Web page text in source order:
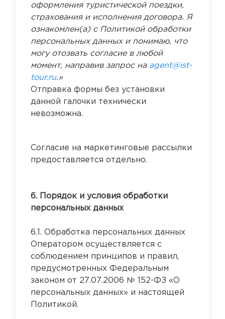
оформления туристической поездки,
страхования и исполнения договора. Я
ознакомлен(а) с Политикой обработки
персональных данных и понимаю, что
могу отозвать согласие в любой
момент, направив запрос на agent@ist-
tour.ru.»
Отправка формы без установки
данной галочки технически
невозможна.
Согласие на маркетинговые рассылки
предоставляется отдельно.
6. Порядок и условия обработки
персональных данных
6.1. Обработка персональных данных
Оператором осуществляется с
соблюдением принципов и правил,
предусмотренных Федеральным
законом от 27.07.2006 № 152-ФЗ «О
персональных данных» и настоящей
Политикой.